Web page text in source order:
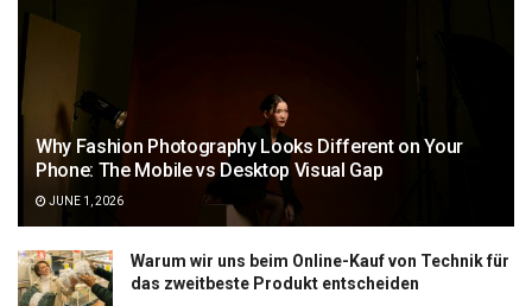
Why Fashion Photography Looks Different on Your
Phone: The Mobile vs Desktop Visual Gap
JUNE 1, 2026
Warum wir uns beim Online-Kauf von Technik für
das zweitbeste Produkt entscheiden